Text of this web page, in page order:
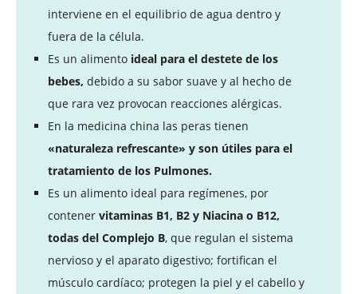
interviene en el equilibrio de agua dentro y
fuera de la célula.
Es un alimento ideal para el destete de los
bebes, debido a su sabor suave y al hecho de
que rara vez provocan reacciones alérgicas.
En la medicina china las peras tienen
«naturaleza refrescante» y son útiles para el
tratamiento de los Pulmones.
Es un alimento ideal para regímenes, por
contener vitaminas B1, B2 y Niacina o B12,
todas del Complejo B, que regulan el sistema
nervioso y el aparato digestivo; fortifican el
músculo cardíaco; protegen la piel y el cabello y